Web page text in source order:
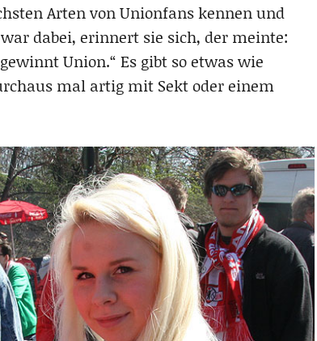
Arten von Unionfans kennen und
dabei, erinnert sie sich, der meinte:
Union.“ Es gibt so etwas wie
mal artig mit Sekt oder einem